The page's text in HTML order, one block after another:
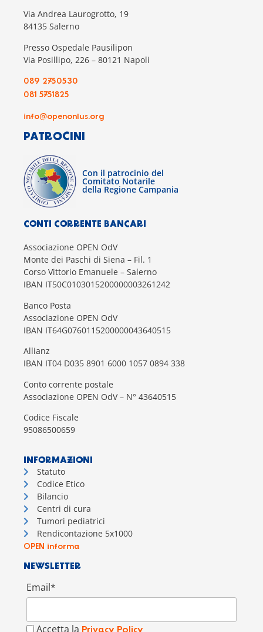
Via Andrea Laurogrotto, 19
84135 Salerno
Presso Ospedale Pausilipon
Via Posillipo, 226 – 80121 Napoli
089 2750530
081 5751825
info@openonlus.org
PATROCINI
Con il patrocinio del
Comitato Notarile
della Regione Campania
CONTI CORRENTE BANCARI
Associazione OPEN OdV
Monte dei Paschi di Siena – Fil. 1
Corso Vittorio Emanuele – Salerno
IBAN IT50C0103015200000003261242
Banco Posta
Associazione OPEN OdV
IBAN IT64G0760115200000043640515
Allianz
IBAN IT04 D035 8901 6000 1057 0894 338
Conto corrente postale
Associazione OPEN OdV – N° 43640515
Codice Fiscale
95086500659
INFORMAZIONI
Statuto
Codice Etico
Bilancio
Centri di cura
Tumori pediatrici
Rendicontazione 5x1000
OPEN informa
NEWSLETTER
Email*
Accetta la Privacy Policy